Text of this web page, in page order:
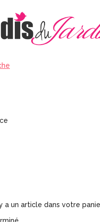
y a un article dans votre